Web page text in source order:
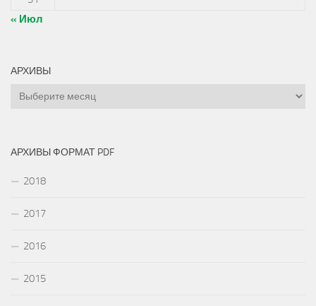
« Июл
АРХИВЫ
Архивы
АРХИВЫ ФОРМАТ PDF
2018
2017
2016
2015